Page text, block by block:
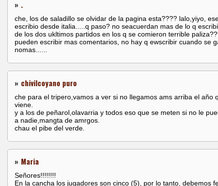
» .
che, los de saladillo se olvidar de la pagina esta???? lalo,yiyo,
escribio desde italia.....q paso? no seacuerdan mas de lo q
de los dos ukltimos partidos en los q se comieron terrible
pueden escribir mas comentarios, no hay q ewscribir cuando se
nomas......
» chivilcoyano puro
che para el tripero,vamos a ver si no llegamos ams arriba el año
viene.
y a los de peñarol,olavarria y todos eso que se meten si no le
a nadie,mangta de amrgos.
chau el pibe del verde.
» Maria
Señores!!!!!!!!
En la cancha los jugadores son cinco (5), por lo tanto, debemos